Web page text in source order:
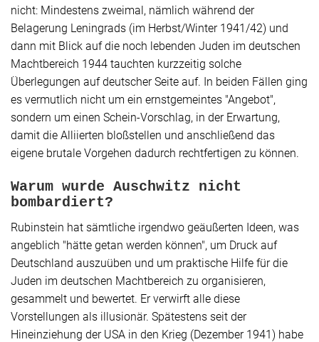
nicht: Mindestens zweimal, nämlich während der
Belagerung Leningrads (im Herbst/Winter 1941/42) und
dann mit Blick auf die noch lebenden Juden im deutschen
Machtbereich 1944 tauchten kurzzeitig solche
Überlegungen auf deutscher Seite auf. In beiden Fällen ging
es vermutlich nicht um ein ernstgemeintes "Angebot",
sondern um einen Schein-Vorschlag, in der Erwartung,
damit die Alliierten bloßstellen und anschließend das
eigene brutale Vorgehen dadurch rechtfertigen zu können.
Warum wurde Auschwitz nicht
bombardiert?
Rubinstein hat sämtliche irgendwo geäußerten Ideen, was
angeblich "hätte getan werden können", um Druck auf
Deutschland auszuüben und um praktische Hilfe für die
Juden im deutschen Machtbereich zu organisieren,
gesammelt und bewertet. Er verwirft alle diese
Vorstellungen als illusionär. Spätestens seit der
Hineinziehung der USA in den Krieg (Dezember 1941) habe